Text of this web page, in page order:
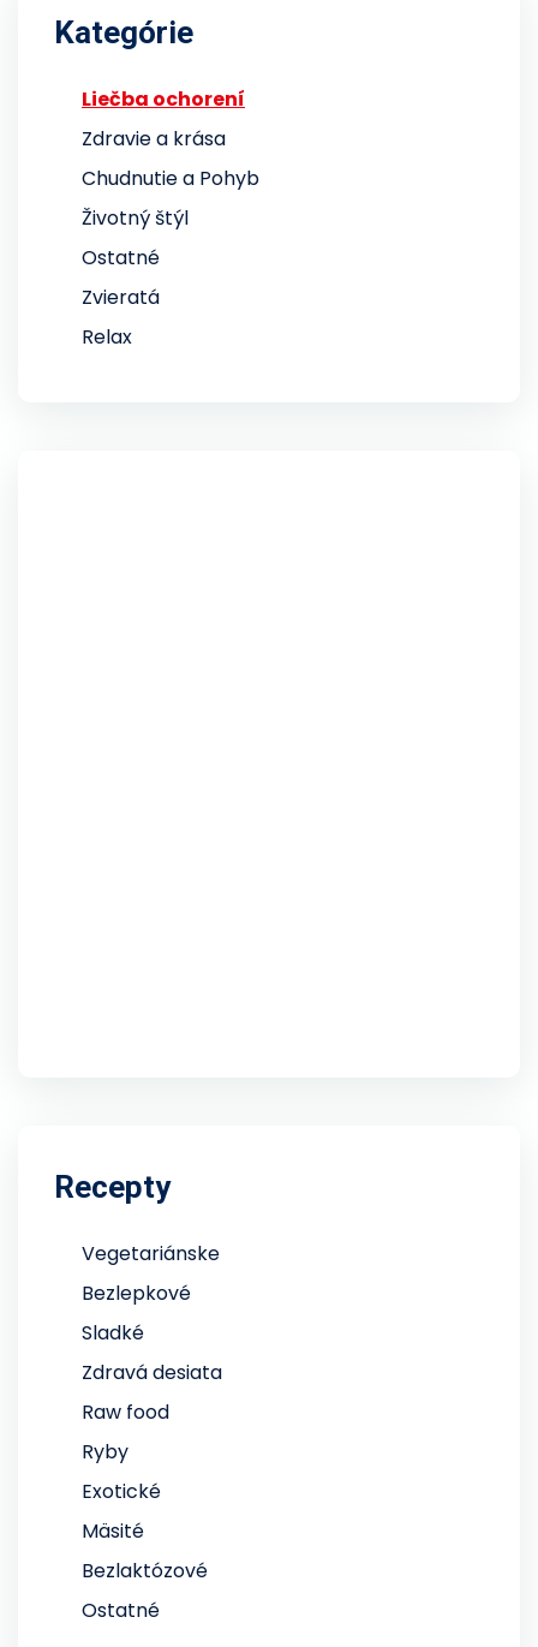
Kategórie
Liečba ochorení
Zdravie a krása
Chudnutie a Pohyb
Životný štýl
Ostatné
Zvieratá
Relax
Recepty
Vegetariánske
Bezlepkové
Sladké
Zdravá desiata
Raw food
Ryby
Exotické
Mäsité
Bezlaktózové
Ostatné